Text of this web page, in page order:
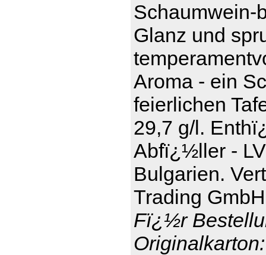
Schaumwein-
Glanz und
Aroma - ein
feierlichen
29,7 g/l.
Abfï¿½ller -
Bulgarien.
Trading
Fï¿½r
Originalkarton: